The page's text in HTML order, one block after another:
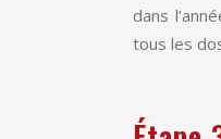
dans
tous les